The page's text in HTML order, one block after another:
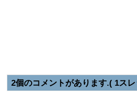
2個のコメントがあります.( 1ス